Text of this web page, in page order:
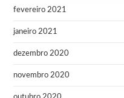
fevereiro 2021
janeiro 2021
dezembro 2020
novembro 2020